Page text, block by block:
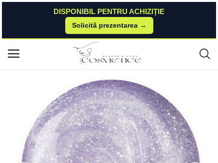
DISPONIBIL PENTRU ACHIZIȚIE
Solicită prezentarea →
Meniu principal
Listă de dorințe
Contact
Geluri Uv
Gel UV Constructie Unghii RevoFlex LUXORISE 15ml, Interstellar Shine LU